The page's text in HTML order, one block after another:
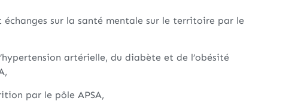
sur la santé mentale sur le territoire par le
artérielle, du diabète et de l’obésité
par le pôle APSA,